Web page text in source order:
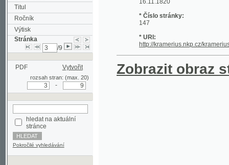
Ročník
Výtisk
Stránka
PDF Vytvořit
rozsah stran: (max. 20)
stránce
Pokročilé vyhledávání
* Číslo stránky:
* URI:
Zobrazit obraz